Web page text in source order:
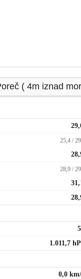
( 4m iznad
25,4 /
28,9 /
1.011,7
0,0